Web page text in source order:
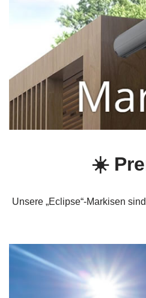
☀️
Unsere „Eclipse“‑Markisen